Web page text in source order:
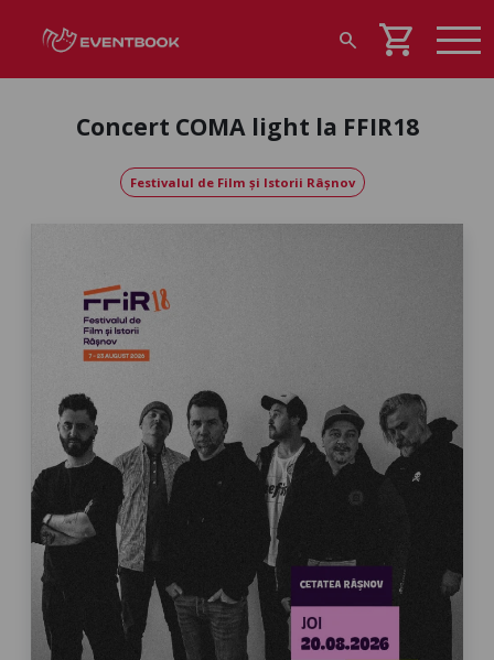
search shopping_cart
Concert COMA light la FFIR18
Festivalul de Film și Istorii Râșnov